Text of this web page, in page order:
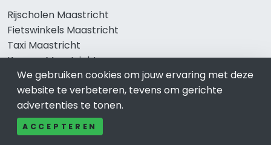
Rijscholen Maastricht
Fietswinkels Maastricht
Taxi Maastricht
Kapper Maastricht
Gezondheid Maastricht
Afvallen Maastricht
Gezond eten Maastricht
We gebruiken cookies om jouw ervaring met deze
website te verbeteren, tevens om gerichte
advertenties te tonen.
ACCEPTEREN